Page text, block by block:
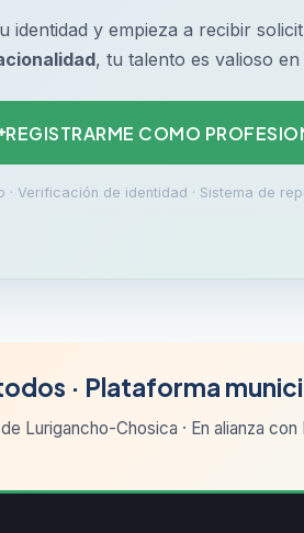
identidad y empieza a recibir
, tu talento es valioso
REGISTRARME COMO
· Verificación de identidad · Sistema de
· Plataforma
Lurigancho-Chosica · En alianza con